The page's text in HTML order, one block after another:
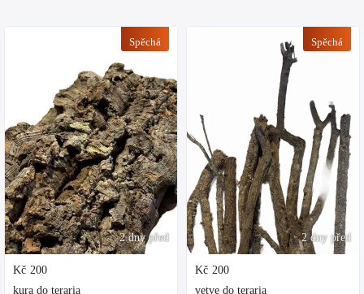
2 dny před
Spěchá
Kč 200
kura do teraria
2 dny před
Spěchá
Kč 200
vetve do teraria